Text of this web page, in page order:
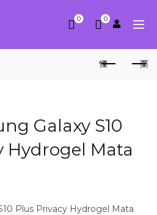
0 0
Galaxy S10
Hydrogel Mata
Plus Privacy Hydrogel Mata